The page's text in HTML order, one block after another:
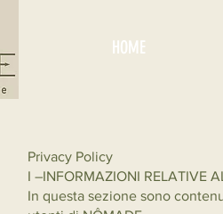
HOME
Privacy Policy
I –INFORMAZIONI RELATIVE
In questa sezione sono